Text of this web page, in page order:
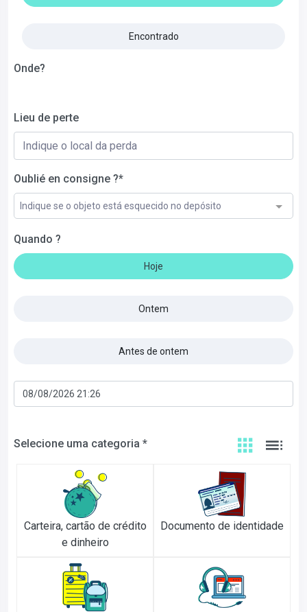
Encontrado
Onde?
Lieu de perte
Oublié en consigne ?*
Indique se o objeto está esquecido no depósito
Quando ?
Hoje
Ontem
Antes de ontem
Selecione uma categoria *
Carteira, cartão de crédito
e dinheiro
Documento de identidade